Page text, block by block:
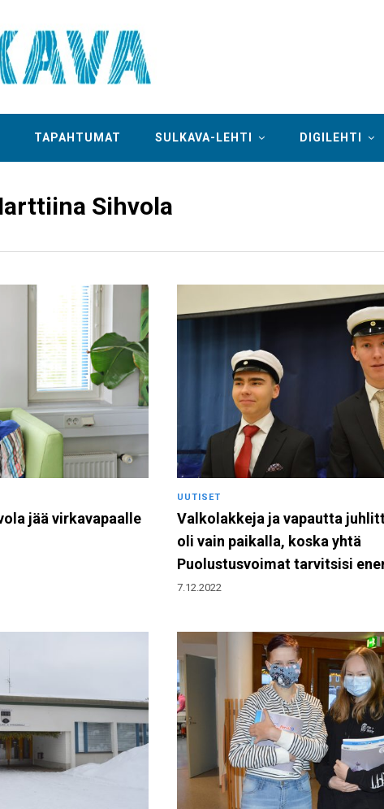
TAPAHTUMAT SULKAVA-LEHTI DIGILEHTI
Sihvola
jää virkavapaalle
UUTISET
Valkolakkeja ja vapautta
oli vain paikalla, koska yhtä
Puolustusvoimat tarvitsisi
7.12.2022